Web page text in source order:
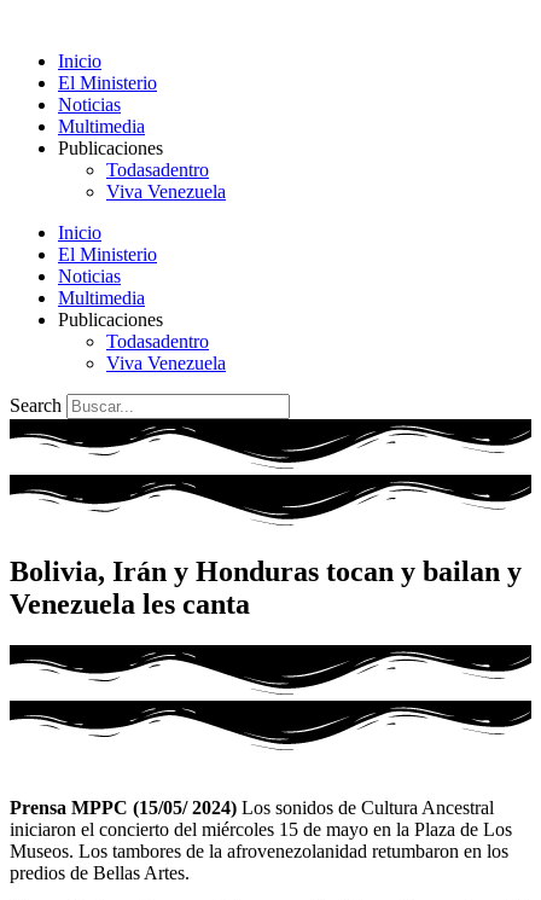
contenido
Inicio
El Ministerio
Noticias
Multimedia
Publicaciones
Todasadentro
Viva Venezuela
Inicio
El Ministerio
Noticias
Multimedia
Publicaciones
Todasadentro
Viva Venezuela
Search
Bolivia, Irán y Honduras tocan y bailan y
Venezuela les canta
Prensa MPPC (15/05/ 2024) Los sonidos de Cultura Ancestral
iniciaron el concierto del miércoles 15 de mayo en la Plaza de Los
Museos. Los tambores de la afrovenezolanidad retumbaron en los
predios de Bellas Artes.